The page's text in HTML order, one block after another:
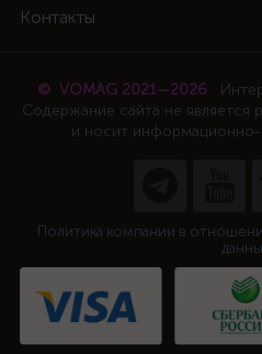
Контакты
© VOMAG 2021—2026
Содержание сайта не
и носит информационно-
Политика компании в